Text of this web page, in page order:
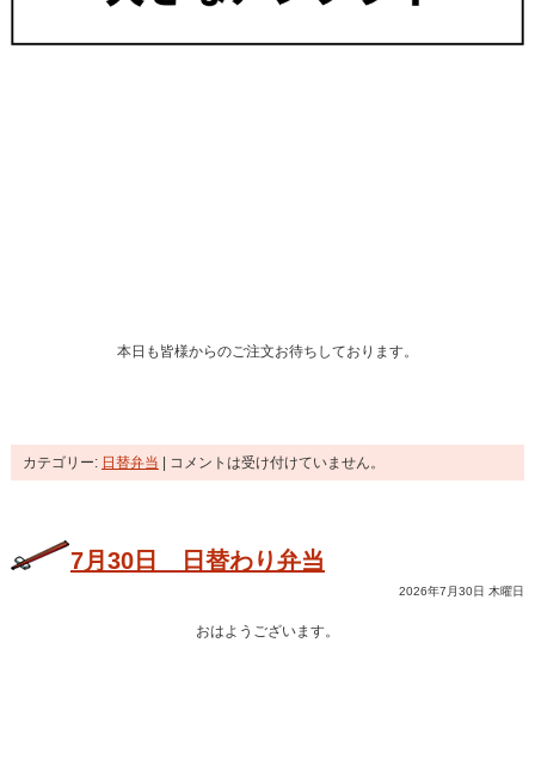
本日も皆様からのご注文お待ちしております。
カテゴリー: 日替弁当 | コメントは受け付けていません。
7月30日 日替わり弁当
2026年7月30日 木曜日
おはようございます。